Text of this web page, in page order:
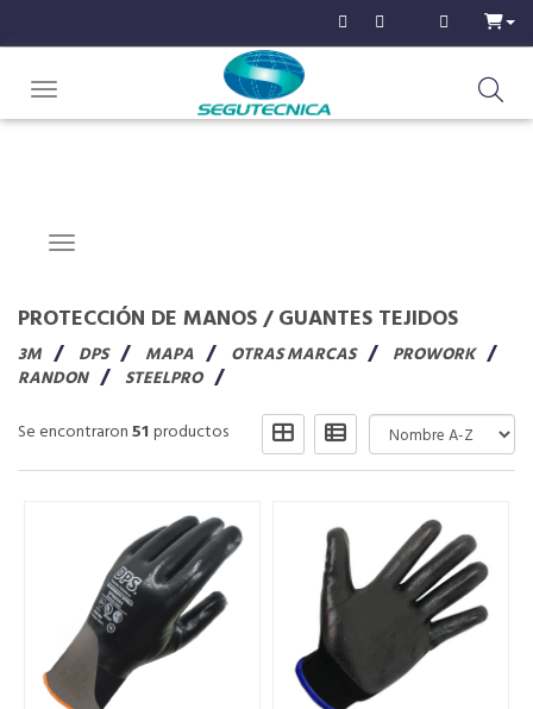
Toggle navigation
Navigation ein-/ausblenden
PROTECCIÓN DE MANOS/GUANTES TEJIDOS
3M DPS MAPA OTRAS MARCAS
PROWORK
RANDON
STEELPRO
Se encontraron51 productos